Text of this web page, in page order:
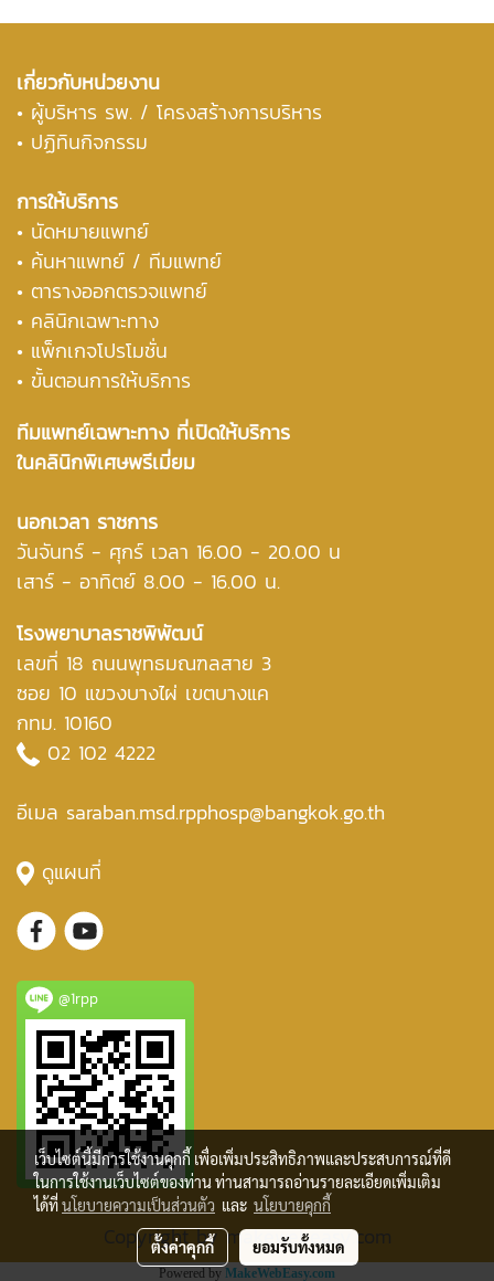
เกี่ยวกับหน่วยงาน
• ผู้บริหาร รพ. / โครงสร้างการบริหาร
• ปฏิทินกิจกรรม
การให้บริการ
• นัดหมายแพทย์
• ค้นหาแพทย์ / ทีมแพทย์
• ตารางออกตรวจแพทย์
• คลินิกเฉพาะทาง
• แพ็กเกจโปรโมชั่น
• ขั้นตอนการให้บริการ
ทีมแพทย์เฉพาะทาง ที่เปิดให้บริการ
ในคลินิกพิเศษพรีเมี่ยม
นอกเวลา ราชการ
วันจันทร์ - ศุกร์ เวลา 16.00 - 20.00 น
เสาร์ - อาทิตย์ 8.00 - 16.00 น.
โรงพยาบาลราชพิพัฒน์
เลขที่ 18 ถนนพุทธมณฑลสาย 3
ซอย 10 แขวงบางไผ่ เขตบางแค
กทม. 10160
02 102 4222
อีเมล saraban.msd.rpphosp@bangkok.go.th
ดูแผนที่
@1rpp
Copyright by makewebeasy.com
Powered by MakeWebEasy.com
เว็บไซต์นี้มีการใช้งานคุกกี้ เพื่อเพิ่มประสิทธิภาพและประสบการณ์ที่ดี
ในการใช้งานเว็บไซต์ของท่าน ท่านสามารถอ่านรายละเอียดเพิ่มเติม
ได้ที่นโยบายความเป็นส่วนตัว และ นโยบายคุกกี้
ตั้งค่าคุกกี้ ยอมรับทั้งหมด